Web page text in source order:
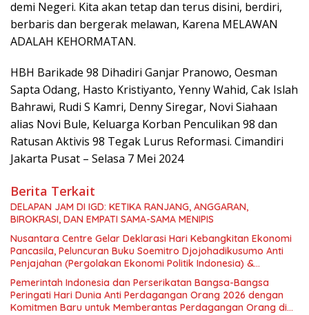
demi Negeri. Kita akan tetap dan terus disini, berdiri,
berbaris dan bergerak melawan, Karena MELAWAN
ADALAH KEHORMATAN.
HBH Barikade 98 Dihadiri Ganjar Pranowo, Oesman
Sapta Odang, Hasto Kristiyanto, Yenny Wahid, Cak Islah
Bahrawi, Rudi S Kamri, Denny Siregar, Novi Siahaan
alias Novi Bule, Keluarga Korban Penculikan 98 dan
Ratusan Aktivis 98 Tegak Lurus Reformasi. Cimandiri
Jakarta Pusat – Selasa 7 Mei 2024
Berita Terkait
DELAPAN JAM DI IGD: KETIKA RANJANG, ANGGARAN,
BIROKRASI, DAN EMPATI SAMA-SAMA MENIPIS
Nusantara Centre Gelar Deklarasi Hari Kebangkitan Ekonomi
Pancasila, Peluncuran Buku Soemitro Djojohadikusumo Anti
Penjajahan (Pergolakan Ekonomi Politik Indonesia) &
Simposium Nasional “Urgensi Undang-Undang Perekonomian
Nasional dan Kesejahteraan Sosial dalam Menata Bangsa
Menuju Indonesia Emas 2045”,
Pemerintah Indonesia dan Perserikatan Bangsa-Bangsa
Peringati Hari Dunia Anti Perdagangan Orang 2026 dengan
Komitmen Baru untuk Memberantas Perdagangan Orang di